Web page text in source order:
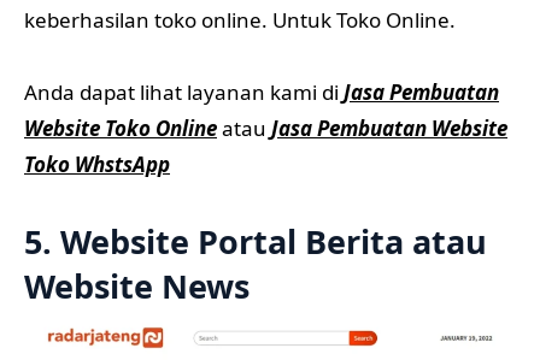
keberhasilan toko online. Untuk Toko Online.
Anda dapat lihat layanan kami di Jasa Pembuatan
Website Toko Onlineatau Jasa Pembuatan Website
Toko WhstsApp
5. Website Portal Berita atau
Website News